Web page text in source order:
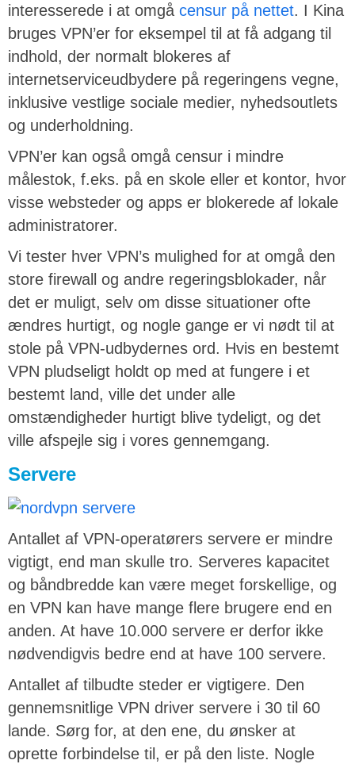
interesserede i at omgå censur på nettet. I Kina
bruges VPN’er for eksempel til at få adgang til
indhold, der normalt blokeres af
internetserviceudbydere på regeringens vegne,
inklusive vestlige sociale medier, nyhedsoutlets
og underholdning.
VPN’er kan også omgå censur i mindre
målestok, f.eks. på en skole eller et kontor, hvor
visse websteder og apps er blokerede af lokale
administratorer.
Vi tester hver VPN’s mulighed for at omgå den
store firewall og andre regeringsblokader, når
det er muligt, selv om disse situationer ofte
ændres hurtigt, og nogle gange er vi nødt til at
stole på VPN-udbydernes ord. Hvis en bestemt
VPN pludseligt holdt op med at fungere i et
bestemt land, ville det under alle
omstændigheder hurtigt blive tydeligt, og det
ville afspejle sig i vores gennemgang.
Servere
Antallet af VPN-operatørers servere er mindre
vigtigt, end man skulle tro. Serveres kapacitet
og båndbredde kan være meget forskellige, og
en VPN kan have mange flere brugere end en
anden. At have 10.000 servere er derfor ikke
nødvendigvis bedre end at have 100 servere.
Antallet af tilbudte steder er vigtigere. Den
gennemsnitlige VPN driver servere i 30 til 60
lande. Sørg for, at den ene, du ønsker at
oprette forbindelse til, er på den liste. Nogle